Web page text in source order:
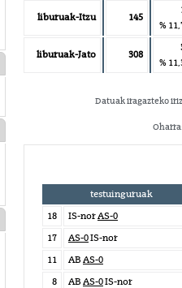
liburuak-Itzu 145
%
liburuak-Jato 308
%
Datuak iragazteko
testuinguruak
18
IS-norAS-0
17
AS-0IS-nor
11
AB AS-0
8
AB AS-0IS-nor